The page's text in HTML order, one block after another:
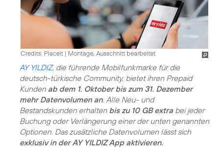
Credits: Placeit | Montage, Ausschnitt bearbeitet
AY YILDIZ, die führende Mobilfunkmarke für die
deutsch-türkische Community, bietet ihren Prepaid
Kunden ab dem 1. Oktober bis zum 31. Dezember
mehr Datenvolumen an. Alle Neu- und
Bestandskunden erhalten bis zu 10 GB extra bei jeder
Buchung oder Verlängerung einer der unten genannten
Optionen. Das zusätzliche Datenvolumen lässt sich
exklusiv in der AY YILDIZ App aktivieren.